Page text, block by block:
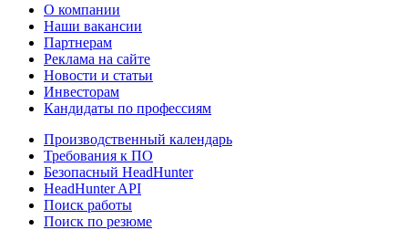
О компании
Наши вакансии
Партнерам
Реклама на сайте
Новости и статьи
Инвесторам
Кандидаты по профессиям
Производственный календарь
Требования к ПО
Безопасный HeadHunter
HeadHunter API
Поиск работы
Поиск по резюме